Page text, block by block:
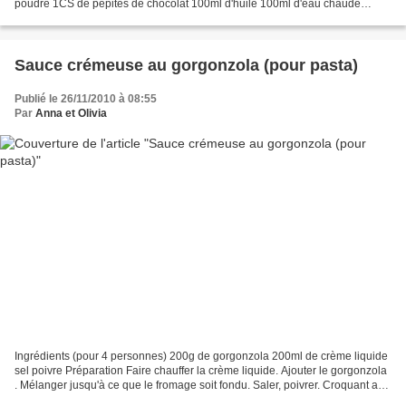
poudre 1CS de pépites de chocolat 100ml d'huile 100ml d'eau chaude
Sauce crémeuse au gorgonzola (pour pasta)
Publié le 26/11/2010 à 08:55
Par Anna et Olivia
Ingrédients (pour 4 personnes) 200g de gorgonzola 200ml de crème liquide
sel poivre Préparation Faire chauffer la crème liquide. Ajouter le gorgonzola
. Mélanger jusqu'à ce que le fromage soit fondu. Saler, poivrer. Croquant aux